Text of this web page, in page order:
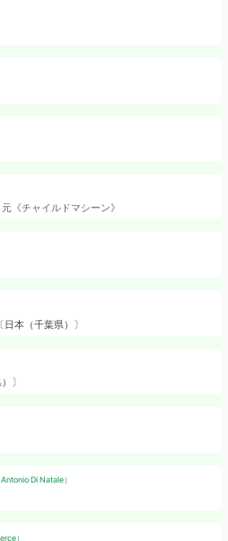
元《チャイルドマシーン》
本（千葉県）〕
〕
Antonio Di Natale）
）